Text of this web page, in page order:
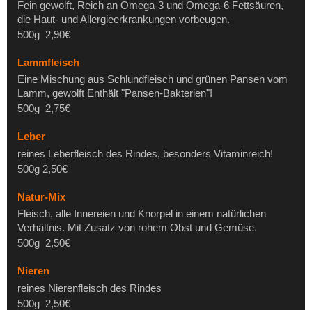
Fein gewolft, Reich an Omega-3 und Omega-6 Fettsäuren,
die Haut- und Allergieerkrankungen vorbeugen.
500g 2,90€
Lammfleisch
Eine Mischung aus Schlundfleisch und grünen Pansen vom
Lamm, gewolft Enthält "Pansen-Bakterien"!
500g 2,75€
Leber
reines Leberfleisch des Rindes, besonders Vitaminreich!
500g 2,50€
Natur-Mix
Fleisch, alle Innereien und Knorpel in einem natürlichen
Verhältnis. Mit Zusatz von rohem Obst und Gemüse.
500g 2,50€
Nieren
reines Nierenfleisch des Rindes
500g 2,50€